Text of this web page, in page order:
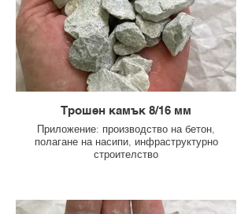
Трошен камък 8/16 мм
Приложение: производство на бетон,
полагане на насипи, инфраструктурно
строителство